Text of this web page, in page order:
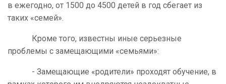
в ежегодно, от 1500 до 4500 детей в год сбегает из
таких «семей».
Кроме того, известны иные серьезные
проблемы с замещающими «семьями»:
- Замещающие «родители» проходят обучение, в